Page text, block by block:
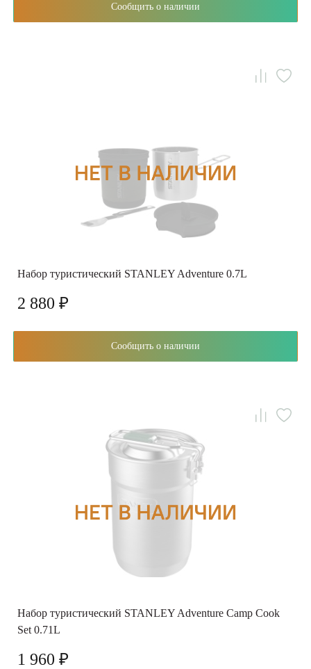
Сообщить о наличии
Набор туристический STANLEY Adventure 0.7L
2 880 ₽
Сообщить о наличии
Набор туристический STANLEY Adventure Camp Cook
Set 0.71L
1 960 ₽